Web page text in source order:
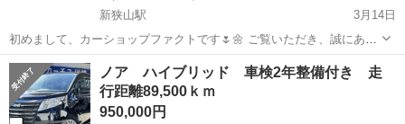
新狭山駅
3月14日
初めまして、カーショップファクトです🌷🌼 ご覧いただき、誠にあり
がとうございます✨ 春のセール対象車として、こちらのアクア ハイ
ブリッドをご紹介いたします もう少し値引できたら購入希望！という
方おりましたら、お気軽...
埼玉 狭山市 新狭山駅 アクア
ノア ハイブリッド 車検2年整備付き 走
行距離89,500ｋｍ
950,000円